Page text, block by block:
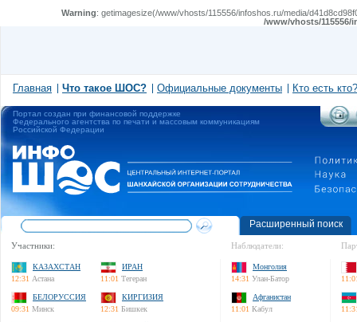
Warning: getimagesize(/www/vhosts/115556/infoshos.ru/media/
/www/vhosts/
Главная Что такое ШОС? Официальные документы Кто есть кто?
Портал создан при финансовой поддержке
Федерального агентства по печати и массовым коммуникациям
Российской Федерации
Расширенный поиск
Участники:
КАЗАХСТАН
12:31 Астана
ИРАН
11:01 Тегеран
БЕЛОРУССИЯ
09:31 Минск
КИРГИЗИЯ
12:31 Бишкек
Наблюдатели:
Монголия
14:31 Улан-Батор
Афганистан
11:01 Кабул